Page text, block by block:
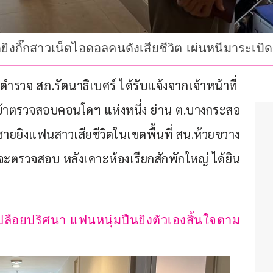
กิ๊กสาวเน็ตไอดอลคนดังเสียชีวิต เผ่นหนีมาระเบิ
รวจ สภ.รัตนาธิเบศร์ ได้รับแจ้งจากเจ้าหน้าที่
ตรวจสอบคอนโดฯ แห่งหนึ่ง ย่าน ต.บางกระสอ
ยยิงแฟนสาวเสียชีวิตในเขตพื้นที่ สน.ห้วยขวาง
ตรวจสอบ หลังเคาะห้องเรียกสักพักใหญ่ ได้ยิน
ลือยปริศนา แฟนหนุ่มปืนยิงตัวเองสิ้นใจตาม